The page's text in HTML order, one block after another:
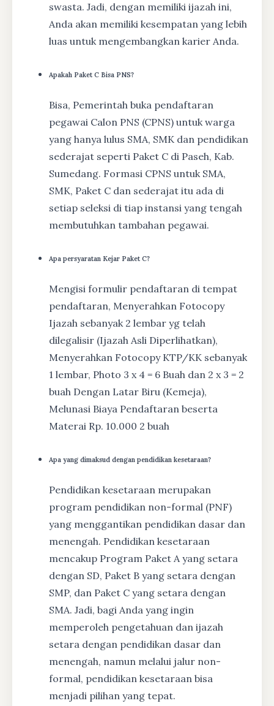
swasta. Jadi, dengan memiliki ijazah ini,
Anda akan memiliki kesempatan yang lebih
luas untuk mengembangkan karier Anda.
Apakah Paket C Bisa PNS?
Bisa, Pemerintah buka pendaftaran
pegawai Calon PNS (CPNS) untuk warga
yang hanya lulus SMA, SMK dan pendidikan
sederajat seperti Paket C di Paseh, Kab.
Sumedang. Formasi CPNS untuk SMA,
SMK, Paket C dan sederajat itu ada di
setiap seleksi di tiap instansi yang tengah
membutuhkan tambahan pegawai.
Apa persyaratan Kejar Paket C?
Mengisi formulir pendaftaran di tempat
pendaftaran, Menyerahkan Fotocopy
Ijazah sebanyak 2 lembar yg telah
dilegalisir (Ijazah Asli Diperlihatkan),
Menyerahkan Fotocopy KTP/KK sebanyak
1 lembar, Photo 3 x 4 = 6 Buah dan 2 x 3 = 2
buah Dengan Latar Biru (Kemeja),
Melunasi Biaya Pendaftaran beserta
Materai Rp. 10.000 2 buah
Apa yang dimaksud dengan pendidikan kesetaraan?
Pendidikan kesetaraan merupakan
program pendidikan non-formal (PNF)
yang menggantikan pendidikan dasar dan
menengah. Pendidikan kesetaraan
mencakup Program Paket A yang setara
dengan SD, Paket B yang setara dengan
SMP, dan Paket C yang setara dengan
SMA. Jadi, bagi Anda yang ingin
memperoleh pengetahuan dan ijazah
setara dengan pendidikan dasar dan
menengah, namun melalui jalur non-
formal, pendidikan kesetaraan bisa
menjadi pilihan yang tepat.